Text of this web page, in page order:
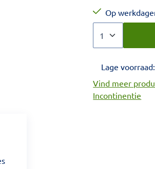
Op
Lage voorraad:
Vind meer
Incontinentie